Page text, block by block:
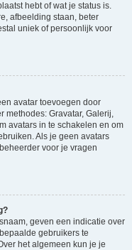
hebt of wat je status is.
afbeelding staan, beter
uniek of persoonlijk voor
avatar toevoegen door
methodes: Gravatar, Galerij,
avatars in te schakelen en om
Als je geen avatars
voor je vragen
geven een indicatie over
gebruikers te
het algemeen kun je je